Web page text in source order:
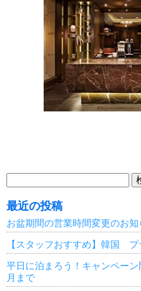
検
索:
最近の投稿
お盆期間の営業時間変更のお
【スタッフおすすめ】韓国
平日に泊まろう！キャンペー
月まで